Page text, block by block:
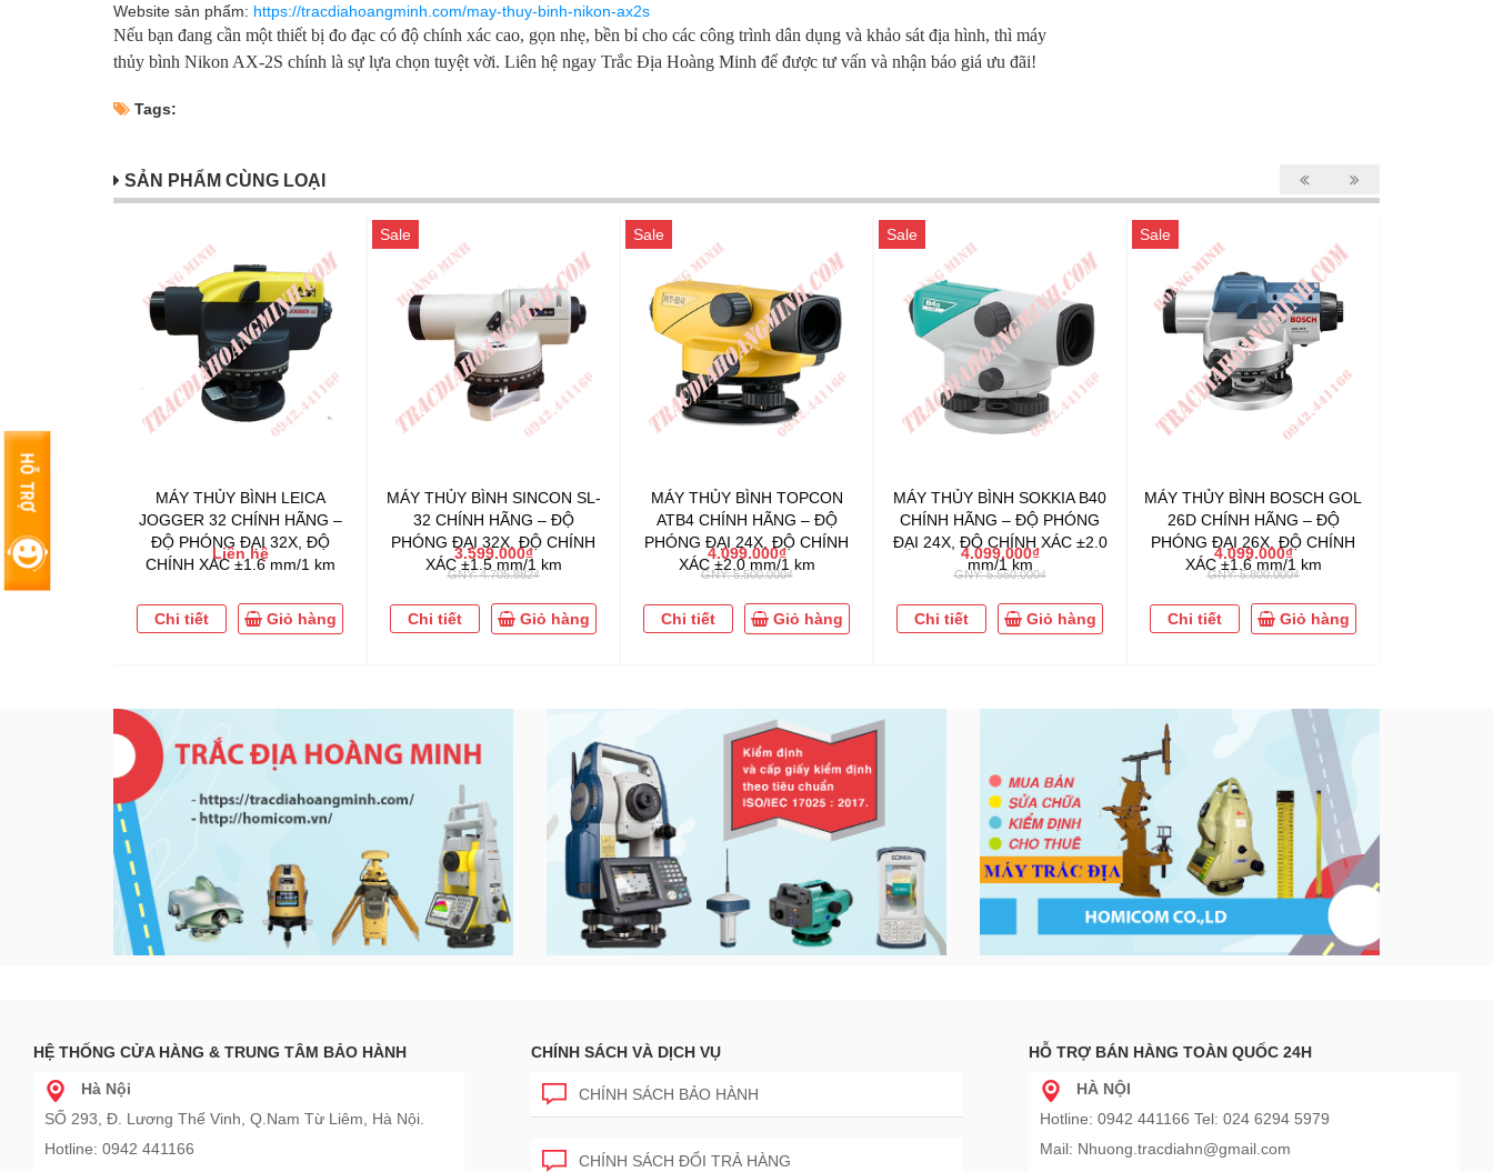
Website sản phẩm: https://tracdiahoangminh.com/may-thuy-binh-nikon-ax2s
Nếu bạn đang cần một thiết bị đo đạc có độ chính xác cao, gọn nhẹ, bền bỉ cho các công trình dân dụng và khảo sát địa hình, thì máy
thủy bình Nikon AX-2S chính là sự lựa chọn tuyệt vời. Liên hệ ngay Trắc Địa Hoàng Minh để được tư vấn và nhận báo giá ưu đãi!
Tags:
SẢN PHẨM CÙNG LOẠI
MÁY THỦY BÌNH LEICA
JOGGER 32 CHÍNH HÃNG –
ĐỘ PHÓNG ĐẠI 32X, ĐỘ
CHÍNH XÁC ±1.6 mm/1 km
Liên hệ
Chi tiết Giỏ hàng
Sale
MÁY THỦY BÌNH SINCON SL-
32 CHÍNH HÃNG – ĐỘ
PHÓNG ĐẠI 32X, ĐỘ CHÍNH
XÁC ±1.5 mm/1 km
3.599.000₫
GNY: 4.705.882₫
Chi tiết Giỏ hàng
Sale
MÁY THỦY BÌNH TOPCON
ATB4 CHÍNH HÃNG – ĐỘ
PHÓNG ĐẠI 24X, ĐỘ CHÍNH
XÁC ±2.0 mm/1 km
4.099.000₫
GNY: 5.500.000₫
Chi tiết Giỏ hàng
Sale
MÁY THỦY BÌNH SOKKIA B40
CHÍNH HÃNG – ĐỘ PHÓNG
ĐẠI 24X, ĐỘ CHÍNH XÁC ±2.0
mm/1 km
4.099.000₫
GNY: 5.550.000₫
Chi tiết Giỏ hàng
Sale
MÁY THỦY BÌNH BOSCH GOL
26D CHÍNH HÃNG – ĐỘ
PHÓNG ĐẠI 26X, ĐỘ CHÍNH
XÁC ±1.6 mm/1 km
4.099.000₫
GNY: 5.800.000₫
Chi tiết Giỏ hàng
HỆ THỐNG CỬA HÀNG & TRUNG TÂM BẢO HÀNH
Hà Nội
SỐ 293, Đ. Lương Thế Vinh, Q.Nam Từ Liêm, Hà Nội.
Hotline: 0942 441166
CHÍNH SÁCH VÀ DỊCH VỤ
CHÍNH SÁCH BẢO HÀNH
CHÍNH SÁCH ĐỔI TRẢ HÀNG
HỖ TRỢ BÁN HÀNG TOÀN QUỐC 24H
HÀ NỘI
Hotline: 0942 441166 Tel: 024 6294 5979
Mail: Nhuong.tracdiahn@gmail.com